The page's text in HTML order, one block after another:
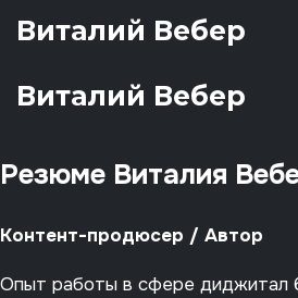
Перейти к сути
Виталий Вебер
Виталий Вебер
Резюме Виталия
Контент-продюсер / Автор
Опыт работы в сфере диджитал